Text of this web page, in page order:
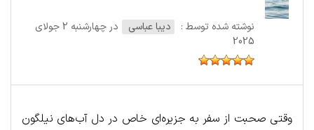
نوشته شده توسط : دیبا عباسی
در چهارشنبه 2 جولای
2025
وقتی صحبت از سفر به جزیره‌ای خاص در دل آب‌های نیلگون